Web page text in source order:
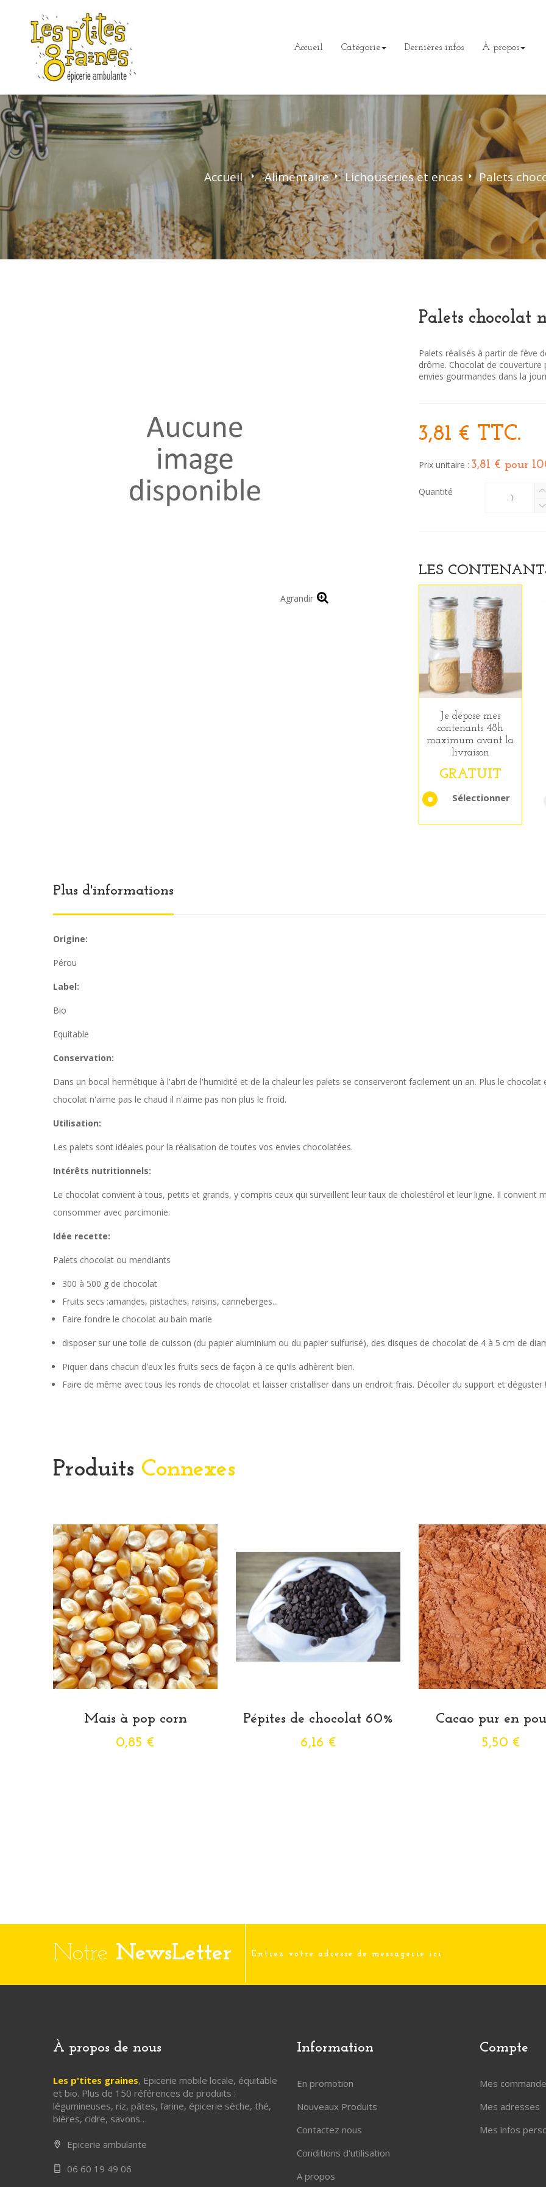
Accueil Catégorie Dernières infos À propos
Accueil > Alimentaire >Lichouseries et encas >Palets
Agrandir
Palets chocolat
Palets réalisés à partir de fève
drôme. Chocolat de couverture
envies gourmandes dans la
3,81 € TTC.
Prix unitaire : 3,81 € pour
Quantité
LES
Je dépose mes
contenants 48h
maximum avant la
livraison
GRATUIT
Sélectionner
Plus d'informations
Origine:
Pérou
Label:
Bio
Equitable
Conservation:
Dans un bocal hermétique à l'abri de l'humidité et de la chaleur les palets se conserveront facilement un an. Plus le
chocolat n'aime pas le chaud il n'aime pas non plus le froid.
Utilisation:
Les palets sont idéales pour la réalisation de toutes vos envies chocolatées.
Intérêts nutritionnels:
Le chocolat convient à tous, petits et grands, y compris ceux qui surveillent leur taux de cholestérol et leur ligne. Il convient
consommer avec parcimonie.
Idée recette:
Palets chocolat ou mendiants
300 à 500 g de chocolat
Fruits secs :amandes, pistaches, raisins, canneberges...
Faire fondre le chocolat au bain marie
disposer sur une toile de cuisson (du papier aluminium ou du papier sulfurisé), des disques de chocolat de 4 à 5 cm de
Piquer dans chacun d'eux les fruits secs de façon à ce qu'ils adhèrent bien.
Faire de même avec tous les ronds de chocolat et laisser cristalliser dans un endroit frais. Décoller du support et déguster !
Produits Connexes
Mais à pop corn
0,85 €
Pépites de chocolat 60%
6,16 €
Cacao pur en
5,50 €
Notre NewsLetter
À propos de nous
Les p'tites graines, Epicerie mobile locale, équitable
et bio. Plus de 150 références de produits :
légumineuses, riz, pâtes, farine, épicerie sèche, thé,
bières, cidre, savons…
Epicerie ambulante
06 60 19 49 06
Information
En promotion
Nouveaux Produits
Contactez nous
Conditions d'utilisation
A propos
Compte
Mes
Mes adresses
Mes infos